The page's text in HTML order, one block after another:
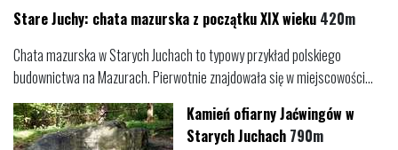
Stare Juchy: chata mazurska z początku XIX wieku 420m
Chata mazurska w Starych Juchach to typowy przykład polskiego
budownictwa na Mazurach. Pierwotnie znajdowała się w miejscowości...
Kamień ofiarny Jaćwingów w
Starych Juchach 790m